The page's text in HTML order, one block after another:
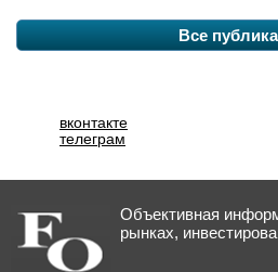
Все
вконтакте
телеграм
Объективная
рынках,